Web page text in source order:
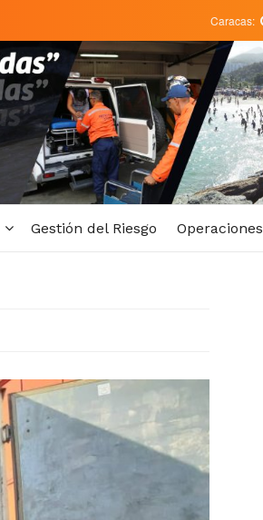
Caracas:
Gestión del Riesgo Operaciones